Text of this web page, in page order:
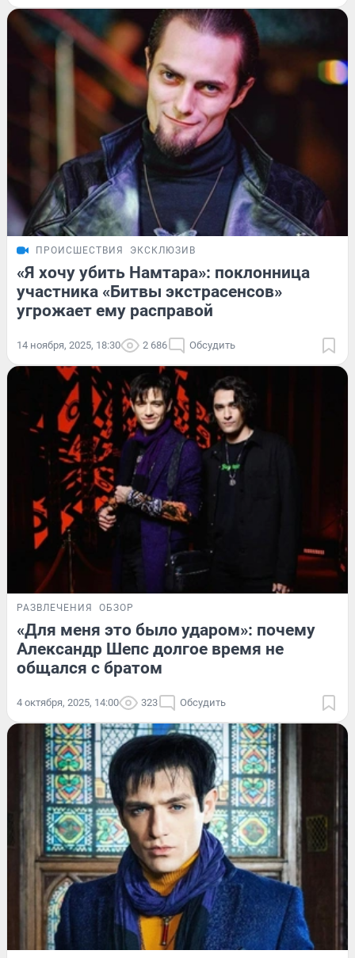
ПРОИСШЕСТВИЯ ЭКСКЛЮЗИВ
«Я хочу убить Намтара»: поклонница
участника «Битвы экстрасенсов»
угрожает ему расправой
14 ноября, 2025, 18:30 2 686 Обсудить
РАЗВЛЕЧЕНИЯ ОБЗОР
«Для меня это было ударом»: почему
Александр Шепс долгое время не
общался с братом
4 октября, 2025, 14:00 323 Обсудить